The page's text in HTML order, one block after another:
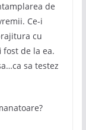
de
Ce-i
cu
fost de la ea.
sa testez